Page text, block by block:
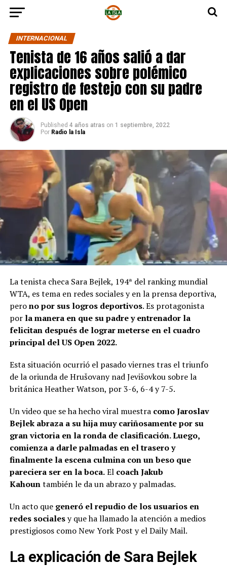
INTERNACIONAL
Tenista de 16 años salió a dar
explicaciones sobre polémico
registro de festejo con su padre
en el US Open
Published 4 años atras on 1 septiembre, 2022
Por Radio la Isla
La tenista checa Sara Bejlek, 194ª del ranking mundial
WTA, es tema en redes sociales y en la prensa deportiva,
perono por sus logros deportivos. Es protagonista
por la manera en que su padre y entrenador la
felicitan después de lograr meterse en el cuadro
principal del US Open 2022.
Esta situación ocurrió el pasado viernes tras el triunfo
de la oriunda de Hrušovany nad Jevišovkou sobre la
británica Heather Watson, por 3-6, 6-4 y 7-5.
Un video que se ha hecho viral muestra como Jaroslav
Bejlek abraza a su hija muy cariñosamente por su
gran victoria en la ronda de clasificación. Luego,
comienza a darle palmadas en el trasero y
finalmente la escena culmina con un beso que
pareciera ser en la boca.El coach Jakub
Kahountambién le da un abrazo y palmadas.
Un acto que generó el repudio de los usuarios en
redes socialesy que ha llamado la atención a medios
prestigiosos como New York Post y el Daily Mail.
La explicación de Sara Bejlek